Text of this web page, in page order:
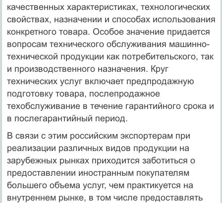
качественных характеристиках, технологических
свойствах, назначении и способах использования
конкретного товара. Особое значение придается
вопросам технического обслуживания ма­шинно-
технической продукции как потребительского, так
и производственного назначения. Круг
технических услуг включает предпродажную
подготовку товара, послепродажное
техобслуживание в течение гарантийного срока и
в послегарантийный период.
В связи с этим российским экс­портерам при
реализации различных видов продукции на
зарубежных рынках приходится заботиться о
предоставлении иностранным поку­пателям
большего объема услуг, чем практикуется на
внутреннем рын­ке, в том числе предоставлять